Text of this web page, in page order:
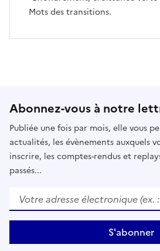
Mots des transitions.
Abonnez-vous à notre
Publiée une fois par mois, elle vous
actualités, les évènements auxquels
inscrire, les comptes-rendus et
passés...
Votre adresse électronique (ex. :
S'abonner